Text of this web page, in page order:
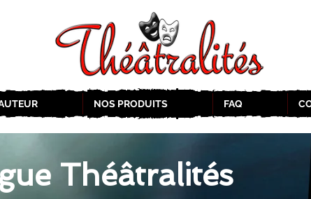
NOS PRODUITS FAQ
Théâtralités